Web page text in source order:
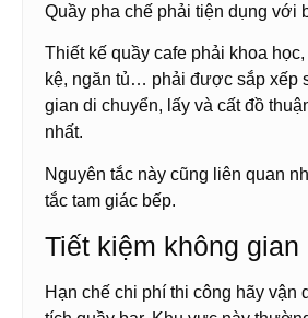
Quầy pha chế phải tiện dụng với
Thiết kế quầy cafe phải khoa
kệ, ngăn tủ… phải được sắp xếp
gian di chuyển, lấy và cất đồ
nhất.
Nguyên tắc này cũng liên quan
tắc tam giác bếp.
Tiết kiệm không gian
Hạn chế chi phí thi công hãy vận